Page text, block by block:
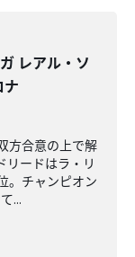
レアル・ソ
方合意の上で解
リードはラ・リ
。チャンピオン
...